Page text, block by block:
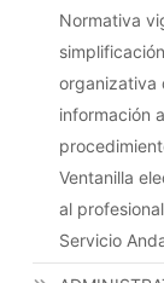
Normativa
organizativa
información
Ventanilla
al
Servicio